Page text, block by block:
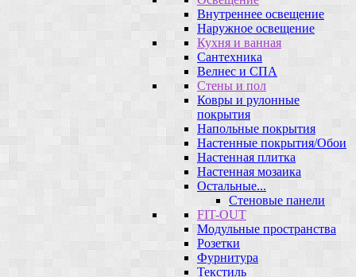
Внутреннее освещение
Наружное освещение
Кухня и ванная
Сантехника
Велнес и СПА
Стены и пол
Ковры и рулонные
покрытия
Напольные покрытия
Настенные покрытия/Обои
Настенная плитка
Настенная мозаика
Остальные...
Стеновые панели
FIT-OUT
Модульные пространства
Розетки
Фурнитура
Текстиль